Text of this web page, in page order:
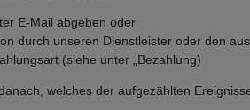
E-Mail abgeben oder
durch unseren Dienstleister oder den
(siehe unter „Bezahlung)
welches der aufgezählten